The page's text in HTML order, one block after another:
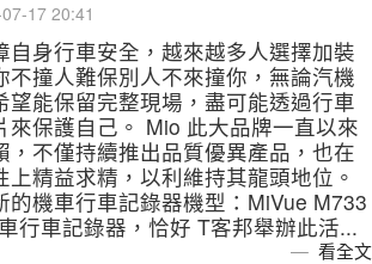
17 20:41
自身行車安全，越來越多人選擇加裝
不撞人難保別人不來撞你，無論汽機
望能保留完整現場，盡可能透過行車
來保護自己。 Mio 此大品牌一直以來
，不僅持續推出品質優異產品，也在
上精益求精，以利維持其龍頭地位。
的機車行車記錄器機型：MiVue M733
行車記錄器，恰好 T客邦舉辦此活...
看全文